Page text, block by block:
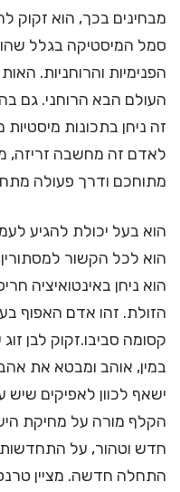
מבחינים בכך, הוא זקוק
סמל המיסטיקה בגלל
הפנימיות והרוחניות.
העולם הבא הרוחני. גם
זה ניחן בתכונות
לאדם זה מחשבה זריזה,
מתוחכם ודרך פעולה
הוא בעל יכולת להגיע
הוא לכל הקשור
הוא ניחן באינטואיציה
הזולת. זהו אדם האפוף
קסומה סביבו.זקוק לבן
במין, אוהב ומבטא את
ישאף לכוון לאפיקים
הקלף מורה על מחיקת
חדש וטהור, על
התחלה חדשה. מציין